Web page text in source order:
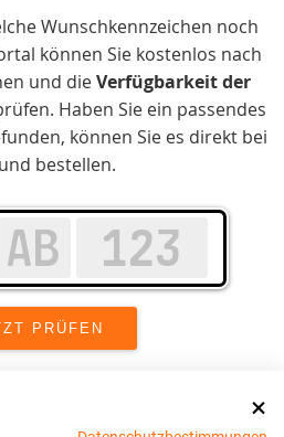
Wunschkennzeichen noch
können Sie kostenlos nach
und dieVerfügbarkeit der
Haben Sie ein passendes
können Sie es direkt bei
bestellen.
Stadt stark für